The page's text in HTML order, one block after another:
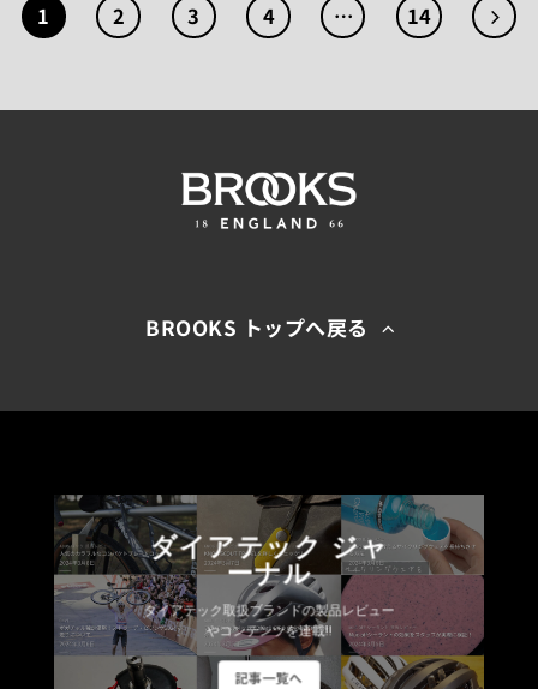
1 2 3 4 … 14
BROOKS トップへ戻る
ダイアテック ジャ
ーナル
ダイアテック取扱ブランドの製品レビュー
やコンテンツを連載!!
記事一覧へ